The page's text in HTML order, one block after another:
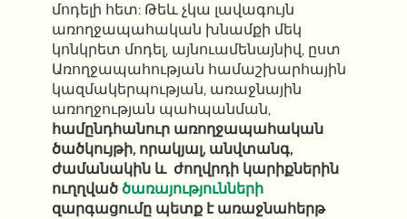
մոդելի հետ: Թեև չկա լավագույն
առողջապահական խնամքի մեկ
կոնկրետ մոդել, այնուամենայնիվ, ըստ
Առողջապահության համաշխարհային
կազմակերպության, առաջնային
առողջության պահպանման,
համընդհանուր առողջապահական
ծածկույթի, որակյալ, անվտանգ,
ժամանակին և ժողվրդի կարիքներին
ուղղված ծառայությունների
զարգացումը պետք է առաջնահերթ